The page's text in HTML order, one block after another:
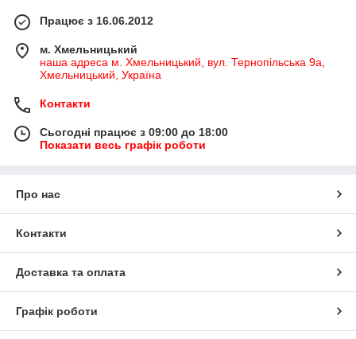
Працює з 16.06.2012
м. Хмельницький
наша адреса м. Хмельницький, вул. Тернопільська 9а,
Хмельницький, Україна
Контакти
Сьогодні працює з 09:00 до 18:00
Показати весь графік роботи
Про нас
Контакти
Доставка та оплата
Графік роботи